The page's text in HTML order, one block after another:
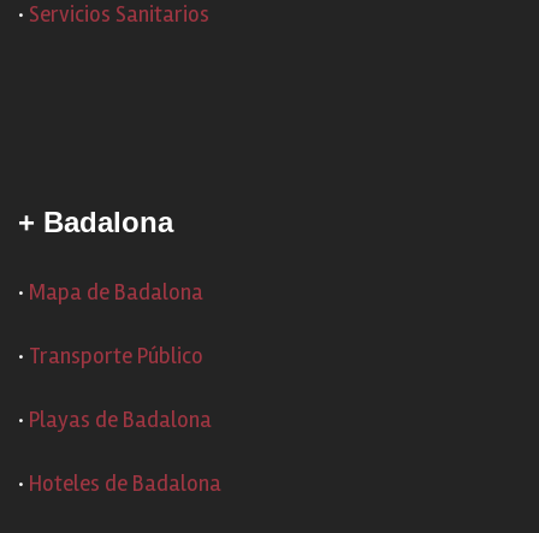
· Servicios Sanitarios
+ Badalona
· Mapa de Badalona
· Transporte Público
· Playas de Badalona
· Hoteles de Badalona